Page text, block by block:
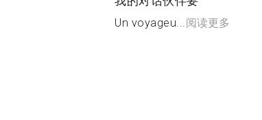
Un voyageu...阅读更多